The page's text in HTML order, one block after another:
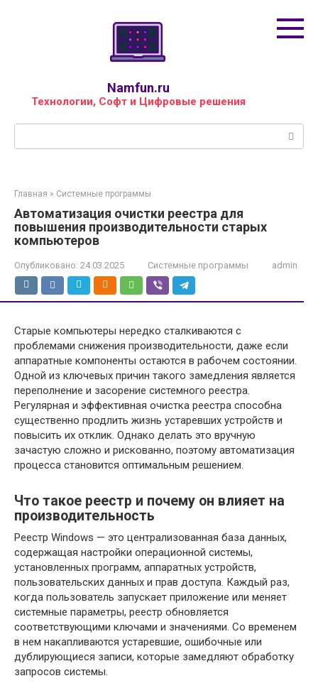
Namfun.ru
Технологии, Софт и Цифровые решения
Главная » Системные программы
Автоматизация очистки реестра для
повышения производительности старых
компьютеров
Опубликовано: 24.03.2025 Системные программы admin
Старые компьютеры нередко сталкиваются с
проблемами снижения производительности, даже если
аппаратные компоненты остаются в рабочем состоянии.
Одной из ключевых причин такого замедления является
переполнение и засорение системного реестра.
Регулярная и эффективная очистка реестра способна
существенно продлить жизнь устаревших устройств и
повысить их отклик. Однако делать это вручную
зачастую сложно и рискованно, поэтому автоматизация
процесса становится оптимальным решением.
Что такое реестр и почему он влияет на
производительность
Реестр Windows — это централизованная база данных,
содержащая настройки операционной системы,
установленных программ, аппаратных устройств,
пользовательских данных и прав доступа. Каждый раз,
когда пользователь запускает приложение или меняет
системные параметры, реестр обновляется
соответствующими ключами и значениями. Со временем
в нем накапливаются устаревшие, ошибочные или
дублирующиеся записи, которые замедляют обработку
запросов системы.